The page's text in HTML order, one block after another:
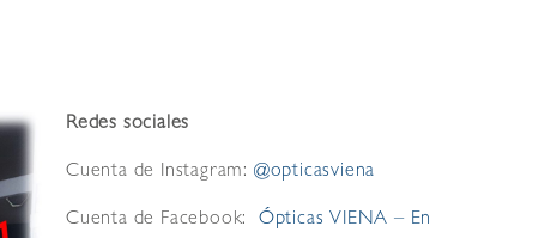
Redes sociales
Cuenta de Instagram: @opticasviena
Cuenta de Facebook: Ópticas VIENA – En